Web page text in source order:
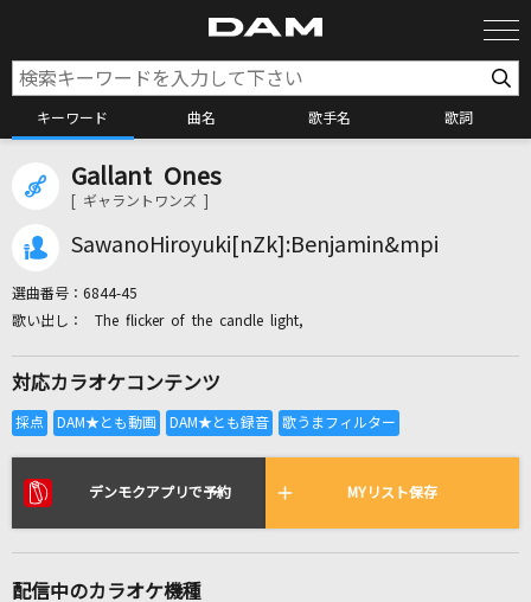
キーワード 曲名 歌手名 歌詞
カラオケ検索
カラオケ店舗検索
全国りれき
リアルタイムで歌われている曲の一覧
Gallant Ones
[ ギャラントワンズ ]
SawanoHiroyuki[nZk]:Benjamin&mpi
選曲番号： 6844-45
The flicker of the candle light,
対応カラオケコンテンツ
デンモクアプリで予約 MYリスト保存
配信中のカラオケ機種